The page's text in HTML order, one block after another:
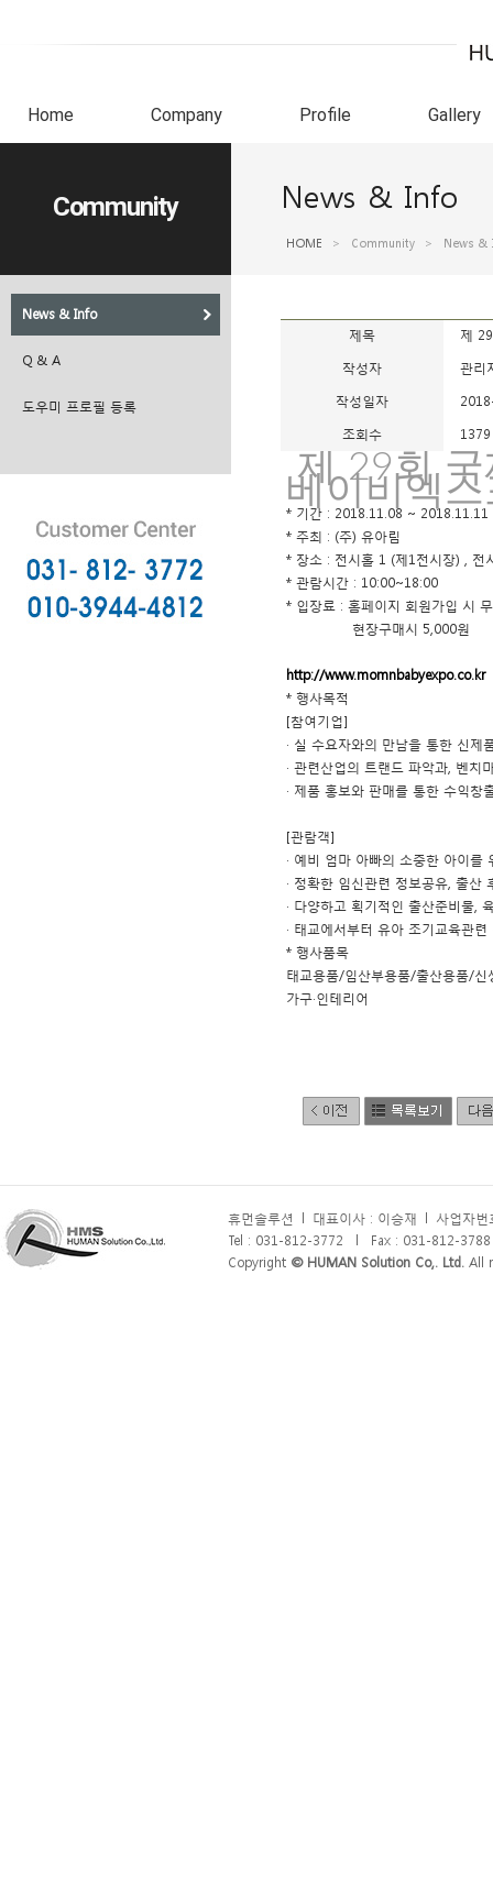
Home Company Profile Gallery
Community
News & Info
Q & A
도우미 프로필 등록
News & Info
HOME > Community > News &
제목 제
작성자 관리
작성일자
조회수 1379
제 29회 국
베이비엑스
* 기간 : 2018.11.08 ~ 2018.11.11
* 주최 : (주) 유아림
* 장소 : 전시홀 1 (제1전시장) , 전
* 관람시간 : 10:00~18:00
* 입장료 : 홈페이지 회원가입 시
현장구매시 5,000원
http://www.momnbabyexpo.co.kr
* 행사목적
[참여기업]
· 실 수요자와의 만남을 통한 신제
· 관련산업의 트랜드 파악과, 벤치
· 제품 홍보와 판매를 통한 수익창
[관람객]
· 예비 엄마 아빠의 소중한 아이를
· 정확한 임신관련 정보공유, 출산
· 다양하고 획기적인 출산준비물,
· 태교에서부터 유아 조기교육관
* 행사품목
태교용품/임산부용품/출산용품/
가구·인테리어
휴먼솔루션 대표이사 : 이승재
사업자
Tel : 031-812-3772
Fax : 031-812-3788
Copyright © HUMAN Solution Co,. Ltd. All